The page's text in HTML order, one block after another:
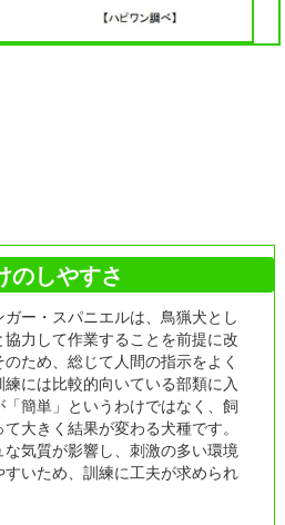
のしやすさ
ー・スパニエルは、鳥猟犬とし
力して作業することを前提に改
ため、総じて人間の指示をよく
には比較的向いている部類に入
簡単」というわけではなく、飼
大きく結果が変わる犬種です。
気質が影響し、刺激の多い環境
いため、訓練に工夫が求められ